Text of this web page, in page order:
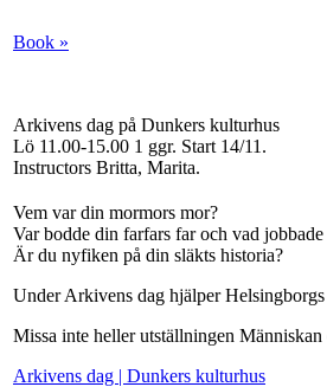
Book »
Arkivens dag på Dunkers kulturhus
Lö 11.00-15.00 1 ggr. Start 14/11 .
Instructors Britta, Marita.
Vem var din mormors mor?
Var bodde din farfars far och vad jobbade
Är du nyfiken på din släkts historia?
Under Arkivens dag hjälper
Missa inte heller utställningen
Arkivens dag | Dunkers kulturhus